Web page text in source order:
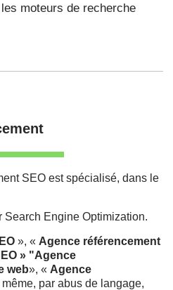
moteurs de recherche
SEO est spécialisé, dans le
Search Engine Optimization.
», « Agence référencement
» "Agence
web», « Agence
même, par abus de langage,